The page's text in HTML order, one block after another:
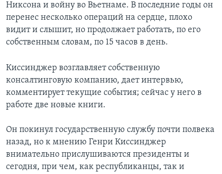
Никсона и войну во Вьетнаме. В последние годы он
перенес несколько операций на сердце, плохо
видит и слышит, но продолжает работать, по его
собственным словам, по 15 часов в день.
Киссинджер возглавляет собственную
консалтинговую компанию, дает интервью,
комментирует текущие события; сейчас у него в
работе две новые книги.
Он покинул государственную службу почти полвека
назад, но к мнению Генри Киссинджер
внимательно прислушиваются президенты и
сегодня, при чем, как республиканцы, так и